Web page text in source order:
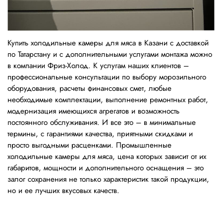
Купить холодильные камеры для мяса в Казани с доставкой
по Татарстану и с дополнительными услугами монтажа можно
в компании Фриз-Холод. К услугам наших клиентов –
профессиональные консультации по выбору морозильного
оборудования, расчеты финансовых смет, любые
необходимые комплектации, выполнение ремонтных работ,
модернизация имеющихся агрегатов и возможность
постоянного обслуживания. И все это – в минимальные
термины, с гарантиями качества, приятными скидками и
просто выгодными расценками. Промышленные
холодильные камеры для мяса, цена которых зависит от их
габаритов, мощности и дополнительного оснащения – это
залог сохранения не только характеристик такой продукции,
но и ее лучших вкусовых качеств.